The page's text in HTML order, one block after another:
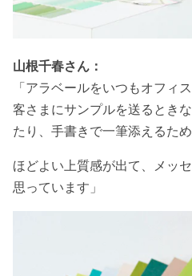
山根千春さん：
「アラベールをいつもオフィ
客さまにサンプルを送るとき
たり、手書きで一筆添えるため
ほどよい上質感が出て、メッ
思っています」